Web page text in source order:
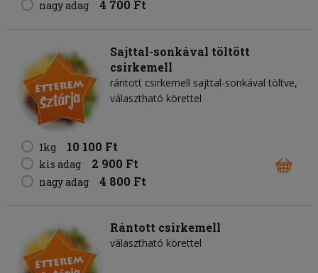
nagy adag 4 700 Ft
Sajttal-sonkával töltött
csirkemell
rántott csirkemell sajttal-sonkával töltve,
választható körettel
1kg 10 100 Ft
kis adag 2 900 Ft
nagy adag 4 800 Ft
Rántott csirkemell
választható körettel